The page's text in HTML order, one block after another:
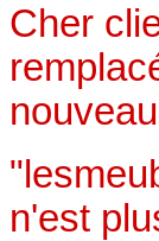
Cher
n'est